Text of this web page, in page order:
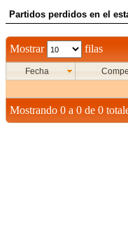
Partidos perdidos en el
Mostrar filas
Fecha
Mostrando 0 a 0 de 0